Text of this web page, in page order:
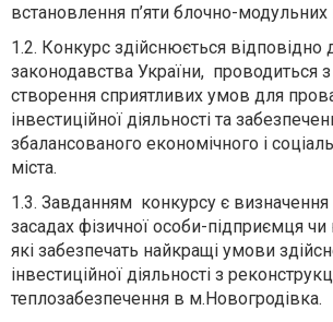
встановлення п’яти блочно-модульних
1.2. Конкурс здійснюється відповідно
законодавства України, проводиться
створення сприятливих умов для
інвестиційної діяльності та
збалансованого економічного і
міста.
1.3. Завданням конкурсу є
засадах фізичної особи-підприємця
які забезпечать найкращі умови
інвестиційної діяльності з
теплозабезпечення в м.Новогродівка.